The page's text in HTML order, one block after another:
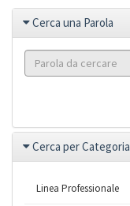
Cerca una Parola
Cerca per Categoria
Linea Professionale